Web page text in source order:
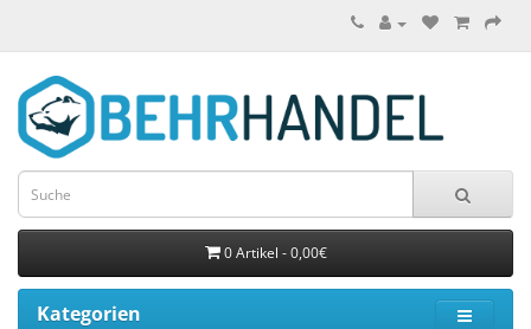
0 Artikel - 0,00€
Kategorien